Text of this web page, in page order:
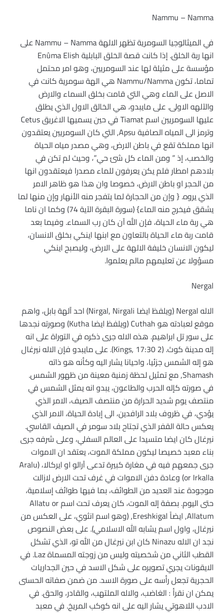
Nammu – Namma
في الميثالوجيا السومرية تظهر الالهة Nammu – Namma على
انها ربة الخلق. إذا كانت قصة الخلق البابلية Enûma Elish
مؤسسة على مثيلة لها عند السومريين، وهو امر محتمل
تماما، تكون Nammu/Namma هي الهة سومرية كانت في
الاصل على الماء وهي التي قامت بخلق السماء والارض
والآلهه الاولى. على مايبدو، هي الخالق الاول الذي يطلق
عليها السومريين اسم Tiamat في حين يسميها الاغريق Cetus
وترمز الى المياه الصافية Apsu, التي كان السومريين يعتقدون
انها مملكة تقع في باطن الارض، وهي مصدر مياه الحياة
والخصب، إذ ” ومن الماء كل شئ حي”، وحيث لم تكن في
بلادهم امطار فلم يكن يعرفون للماء مصدرا فيعتقدون انها
من الحجر او باطن الارض، خصوصا وان هذا هو ظاهر الامر
الذي يروه. { وإن من الحجارة لما يتفجر منه الأنهار وإن منها لما
يشقق فيخرج منه الماء} (سورة البقرة الآية 74) وكما ان ناما
هي ربة ماء الحياة، فإن الله آن كان رب السماء. وفيما بعد
قامت ربة ماء الحياة بالتعاون مع ابنها اينكي بخلق الانسان،
ليكون الانسان خليفة الالهة على الارض، وليصبح اينكي
مسؤولا عن تعليمهم مالم يعلموا.
Nergal
الاله Nergal (ويلفظ ايضا Nirgal, Nirgali) احد آلهة بابل، واهم
موقع لعبادته هو Cuthah (ويلفظ ايضا Kutha) وصورته نجدها
على سور تل ابراهيم. هذه الاله جرى ذكره في التوراة على انه
إله مدينة كوث. (2 Kings, 17:30). على مايبدو فإن الاله نيرغال
هو إله الشمس جزئيا، واحيانا يشار اليه وكأنه هو ذاته
Shamash, مع تمثيل لحظة زمنية معينة من ظهور الشمس.
في صورته كإله الحرب والطاعون، يبدو انه يمثل الشمس في
منتصف يوم شديد الحرارة من منتصف الصيف، الامر الذي
يؤدي، في ظروف بلاد الرافدين، الى إبادة الحياة، الامر الذي
يعكس حالة القفر الذي تجتاح بلاد سومر في الصيف القاسي.
نيرغال كان ايضا متسيدا على العالم السفلي، وعلى شرفه جرى
بناء معبد خصيصا ليكون مملكة الموت، يعتقد ان الاموات
جرى جمعهم فيه في مغارة كبيرة تدعى آرالو او ايركالا، (Aralu
or Irkalla) وعادة دفن الاموات في غرف تحت الارض لازالت
موجودة عند العديد من الطوائف، بما فيها طوائف إسلامية،
حتى اليوم. بصفة إله الموت، كان يعرف تحت اسم Allatu or
Allatum, ايضاً Ereshkigal, (وهو اسم انثوي، على العكس من
نيرغال، واول اسم يشابه الله الاسلامي). على بعض النصوص
نجد ان الاله Ninazu كان ابن نيرغال من الله تو، الذي تشكل
القطب الثاني من شخصيته وليس من زوجته المسماة Laz. في
الايقونات يجري تصويره على شكل الاسد في حين الجداريات
الحجرية تجعل رأسه على صورة الاسد. من ضمن صفاته الحسنى
يمكن ان نقرأ : الغاضب، والاله الملتهب، والقادر، والحق. في
الادب اللاهوتي يشار اليه على انه كوكب المريخ. في معبد